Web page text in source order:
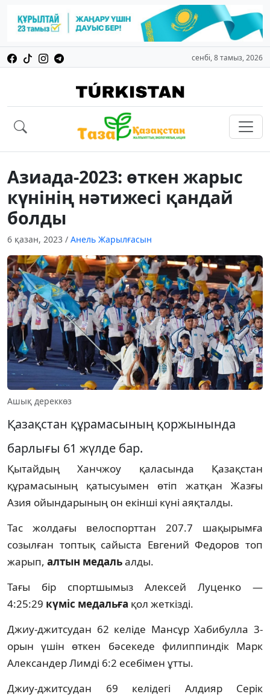
сенбі, 8 тамыз, 2026
Азиада-2023: өткен жарыс
күнінің нәтижесі қандай
болды
6 қазан, 2023 / Анель Жарылғасын
Ашық дереккөз
Қазақстан құрамасының қоржынында
барлығы 61 жүлде бар.
Қытайдың Ханчжоу қаласында Қазақстан
құрамасының қатысуымен өтіп жатқан Жазғы
Азия ойындарының он екінші күні аяқталды.
Тас жолдағы велоспорттан 207.7 шақырымға
созылған топтық сайыста Евгений Федоров топ
жарып, алтын медальалды.
Тағы бір спортшымыз Алексей Луценко —
4:25:29 күміс медальға қол жеткізді.
Джиу-джитсудан 62 келіде Мансұр Хабибулла 3-
орын үшін өткен бәсекеде филиппиндік Марк
Александер Лимді 6:2 есебімен ұтты.
Джиу-джитсудан 69 келідегі Алдияр Серік